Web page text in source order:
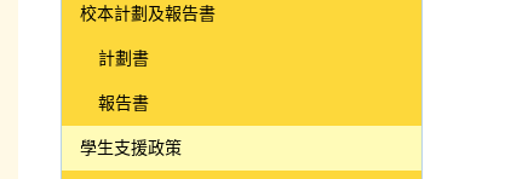
校本計劃及報告書
計劃書
報告書
學生支援政策